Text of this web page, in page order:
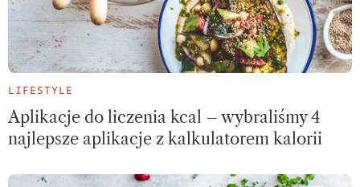
LIFESTYLE
Aplikacje do liczenia kcal – wybraliśmy 4
najlepsze aplikacje z kalkulatorem kalorii